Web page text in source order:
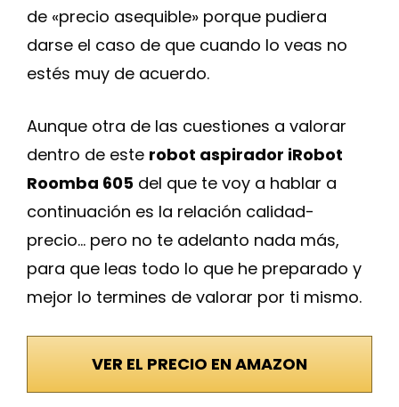
de «precio asequible» porque pudiera
darse el caso de que cuando lo veas no
estés muy de acuerdo.
Aunque otra de las cuestiones a valorar
dentro de este robot aspirador iRobot
Roomba 605 del que te voy a hablar a
continuación es la relación calidad-
precio… pero no te adelanto nada más,
para que leas todo lo que he preparado y
mejor lo termines de valorar por ti mismo.
VER EL PRECIO EN AMAZON